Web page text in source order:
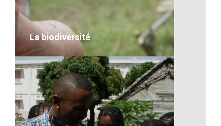
VOIR LE DÉTAIL
La biodiversité